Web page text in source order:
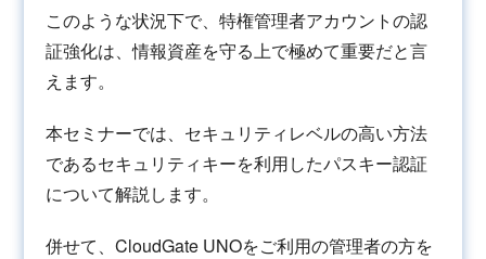
このような状況下で、特権管理者アカウントの認
証強化は、情報資産を守る上で極めて重要だと言
えます。
本セミナーでは、セキュリティレベルの高い方法
であるセキュリティキーを利用したパスキー認証
について解説します。
併せて、CloudGate UNOをご利用の管理者の方を